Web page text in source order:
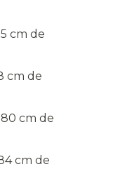
cm de
cm de
cm de
cm de